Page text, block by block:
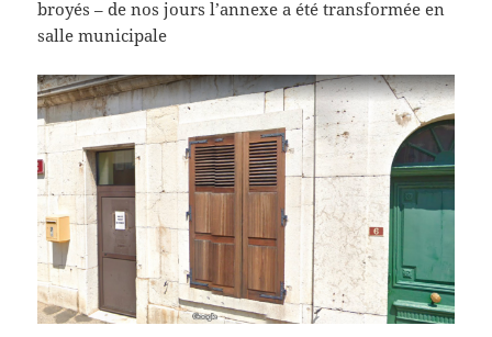
broyés – de nos jours l’annexe a été transformée en
salle municipale